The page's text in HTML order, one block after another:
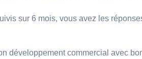
sur 6 mois, vous avez les
développement commercial avec